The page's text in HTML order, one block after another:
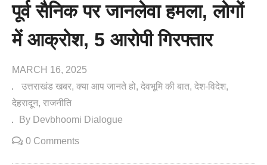
पूर्व सैनिक पर जानलेवा हमला, लोगों
में आक्रोश, 5 आरोपी गिरफ्तार
MARCH 16, 2025
उत्तराखंड खबर क्या आप जानते हो देवभूमि की बात देश-विदेश
देहरादून राजनीति
By Devbhoomi Dialogue
0 Comments